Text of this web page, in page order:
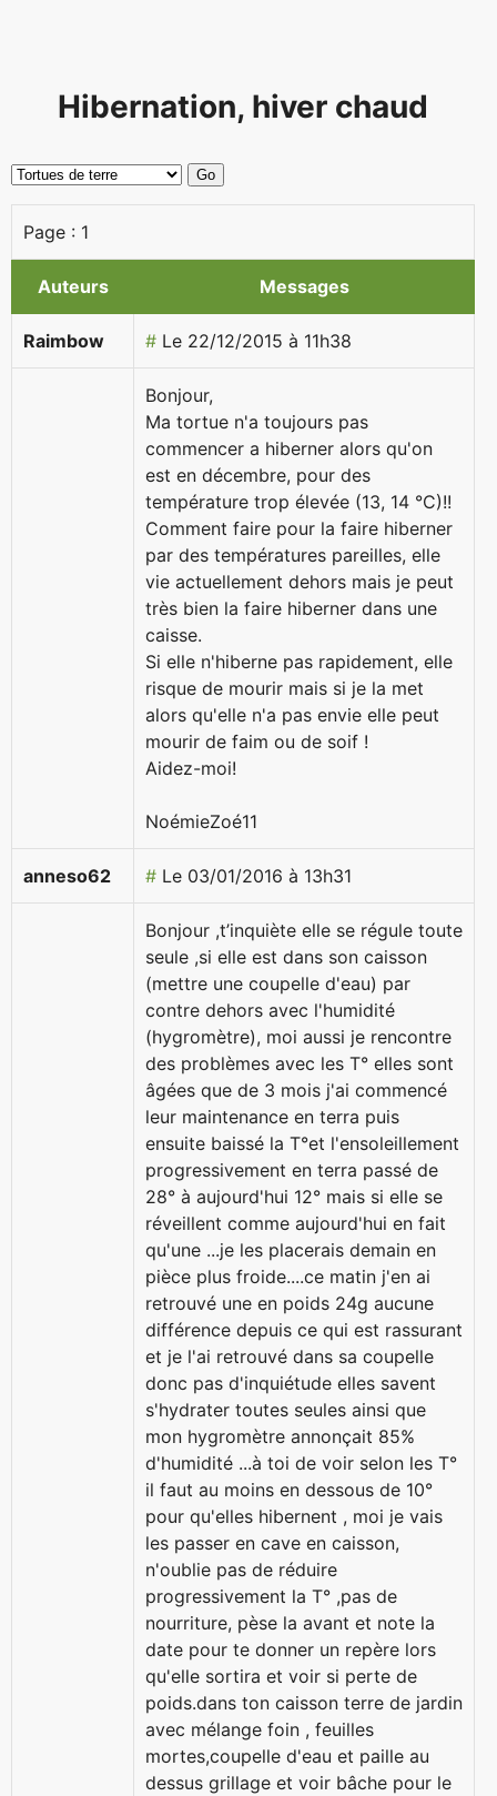
Hibernation, hiver chaud
Page : 1
Auteurs Messages
Raimbow # Le 22/12/2015 à 11h38
Bonjour,
Ma tortue n'a toujours pas
commencer a hiberner alors qu'on
est en décembre, pour des
température trop élevée (13, 14 °C)!!
Comment faire pour la faire hiberner
par des températures pareilles, elle
vie actuellement dehors mais je peut
très bien la faire hiberner dans une
caisse.
Si elle n'hiberne pas rapidement, elle
risque de mourir mais si je la met
alors qu'elle n'a pas envie elle peut
mourir de faim ou de soif !
Aidez-moi!
NoémieZoé11
anneso62 # Le 03/01/2016 à 13h31
Bonjour ,t’inquiète elle se régule toute
seule ,si elle est dans son caisson
(mettre une coupelle d'eau) par
contre dehors avec l'humidité
(hygromètre), moi aussi je rencontre
des problèmes avec les T° elles sont
âgées que de 3 mois j'ai commencé
leur maintenance en terra puis
ensuite baissé la T°et l'ensoleillement
progressivement en terra passé de
28° à aujourd'hui 12° mais si elle se
réveillent comme aujourd'hui en fait
qu'une ...je les placerais demain en
pièce plus froide....ce matin j'en ai
retrouvé une en poids 24g aucune
différence depuis ce qui est rassurant
et je l'ai retrouvé dans sa coupelle
donc pas d'inquiétude elles savent
s'hydrater toutes seules ainsi que
mon hygromètre annonçait 85%
d'humidité ...à toi de voir selon les T°
il faut au moins en dessous de 10°
pour qu'elles hibernent , moi je vais
les passer en cave en caisson,
n'oublie pas de réduire
progressivement la T° ,pas de
nourriture, pèse la avant et note la
date pour te donner un repère lors
qu'elle sortira et voir si perte de
poids.dans ton caisson terre de jardin
avec mélange foin , feuilles
mortes,coupelle d'eau et paille au
dessus grillage et voir bâche pour le